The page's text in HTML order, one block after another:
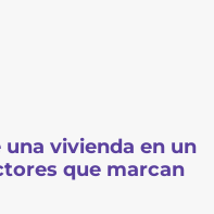
vivienda en un
que marcan